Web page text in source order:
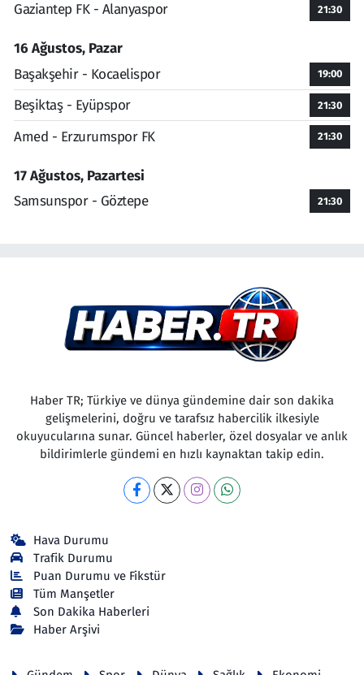
Gaziantep FK - Alanyaspor 21:30
16 Ağustos, Pazar
Başakşehir - Kocaelispor
19:00
Beşiktaş - Eyüpspor 21:30
Amed - Erzurumspor FK 21:30
17 Ağustos, Pazartesi
Samsunspor - Göztepe
21:30
Haber TR; Türkiye ve dünya gündemine dair son dakika
gelişmelerini, doğru ve tarafsız habercilik ilkesiyle
okuyucularına sunar. Güncel haberler, özel dosyalar ve anlık
bildirimlerle gündemi en hızlı kaynaktan takip edin.
Hava Durumu
Trafik Durumu
Puan Durumu ve Fikstür
Tüm Manşetler
Son Dakika Haberleri
Haber Arşivi